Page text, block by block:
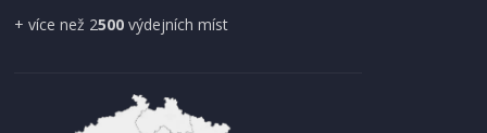
+ více než 2500 výdejních míst